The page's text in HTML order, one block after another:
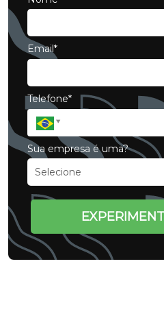
Email*
Telefone*
Sua empresa é uma?